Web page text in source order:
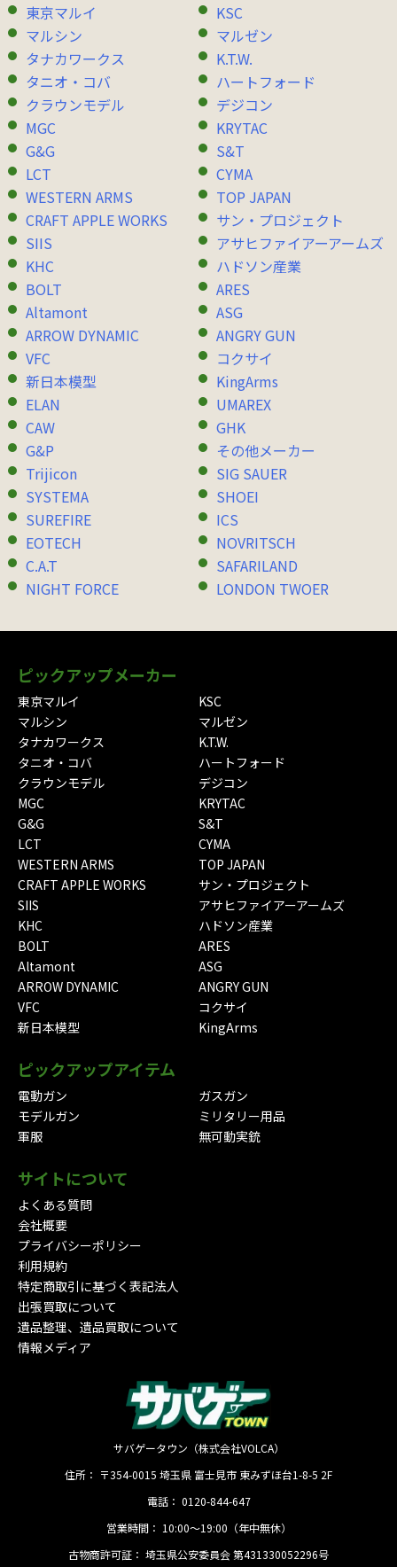
東京マルイ
KSC
マルシン
マルゼン
タナカワークス
K.T.W.
タニオ・コバ
ハートフォード
クラウンモデル
デジコン
MGC
KRYTAC
G&G
S&T
LCT
CYMA
WESTERN ARMS
TOP JAPAN
CRAFT APPLE WORKS
サン・プロジェクト
SIIS
アサヒファイアーアームズ
KHC
ハドソン産業
BOLT
ARES
Altamont
ASG
ARROW DYNAMIC
ANGRY GUN
VFC
コクサイ
新日本模型
KingArms
ELAN
UMAREX
CAW
GHK
G&P
その他メーカー
Trijicon
SIG SAUER
SYSTEMA
SHOEI
SUREFIRE
ICS
EOTECH
NOVRITSCH
C.A.T
SAFARILAND
NIGHT FORCE
LONDON TWOER
ピックアップメーカー
東京マルイ
KSC
マルシン
マルゼン
タナカワークス
K.T.W.
タニオ・コバ
ハートフォード
クラウンモデル
デジコン
MGC
KRYTAC
G&G
S&T
LCT
CYMA
WESTERN ARMS
TOP JAPAN
CRAFT APPLE WORKS
サン・プロジェクト
SIIS
アサヒファイアーアームズ
KHC
ハドソン産業
BOLT
ARES
Altamont
ASG
ARROW DYNAMIC
ANGRY GUN
VFC
コクサイ
新日本模型
KingArms
ピックアップアイテム
電動ガン
ガスガン
モデルガン
ミリタリー用品
軍服
無可動実銃
サイトについて
よくある質問
会社概要
プライバシーポリシー
利用規約
特定商取引に基づく表記法人
出張買取について
遺品整理、遺品買取について
情報メディア
サバゲータウン（株式会社VOLCA）
住所： 〒354-0015 埼玉県 富士見市 東みずほ台1-8-5 2F
電話： 0120-844-647
営業時間： 10:00〜19:00（年中無休）
古物商許可証： 埼玉県公安委員会 第431330052296号